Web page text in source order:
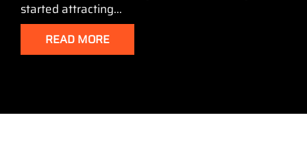
started attracting...
READ MORE